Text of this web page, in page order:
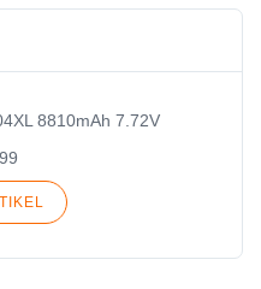
8810mAh 7.72V